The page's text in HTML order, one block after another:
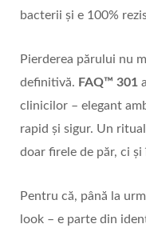
bacterii și e 100%
Pierderea părului nu
definitivă. FAQ™ 301
clinicilor – elegant
rapid și sigur. Un
doar firele de păr, ci și
Pentru că, până la
look – e parte din